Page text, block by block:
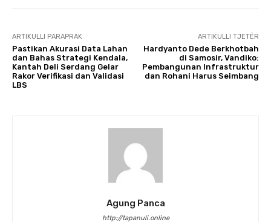
ARTIKULLI PARAPRAK
Pastikan Akurasi Data Lahan
dan Bahas Strategi Kendala,
Kantah Deli Serdang Gelar
Rakor Verifikasi dan Validasi
LBS
ARTIKULLI TJETËR
Hardyanto Dede Berkhotbah
di Samosir, Vandiko:
Pembangunan Infrastruktur
dan Rohani Harus Seimbang
Agung Panca
http://tapanuli.online